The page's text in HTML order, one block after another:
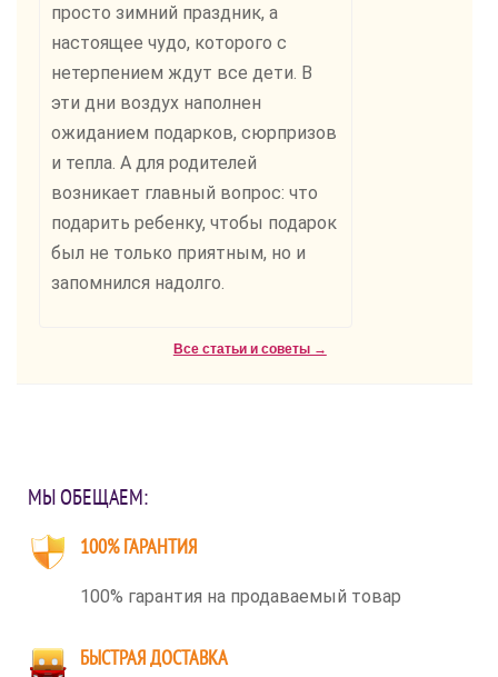
просто зимний праздник, а
настоящее чудо, которого с
нетерпением ждут все дети. В
эти дни воздух наполнен
ожиданием подарков, сюрпризов
и тепла. А для родителей
возникает главный вопрос: что
подарить ребенку, чтобы подарок
был не только приятным, но и
запомнился надолго.
Все статьи и советы →
МЫ ОБЕЩАЕМ:
100% ГАРАНТИЯ
100% гарантия на продаваемый товар
БЫСТРАЯ ДОСТАВКА